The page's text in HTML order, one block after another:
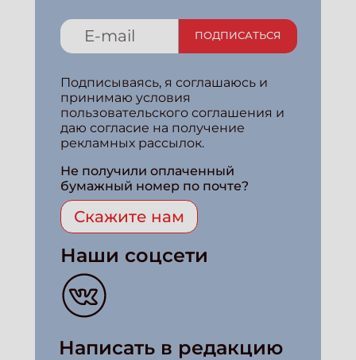
ПОДПИСАТЬСЯ
Подписываясь, я соглашаюсь и
принимаю условия
пользовательского соглашения и
даю согласие на получение
рекламных рассылок.
Не получили оплаченный
бумажный номер по почте?
Скажите нам
Наши соцсети
Написать в редакцию